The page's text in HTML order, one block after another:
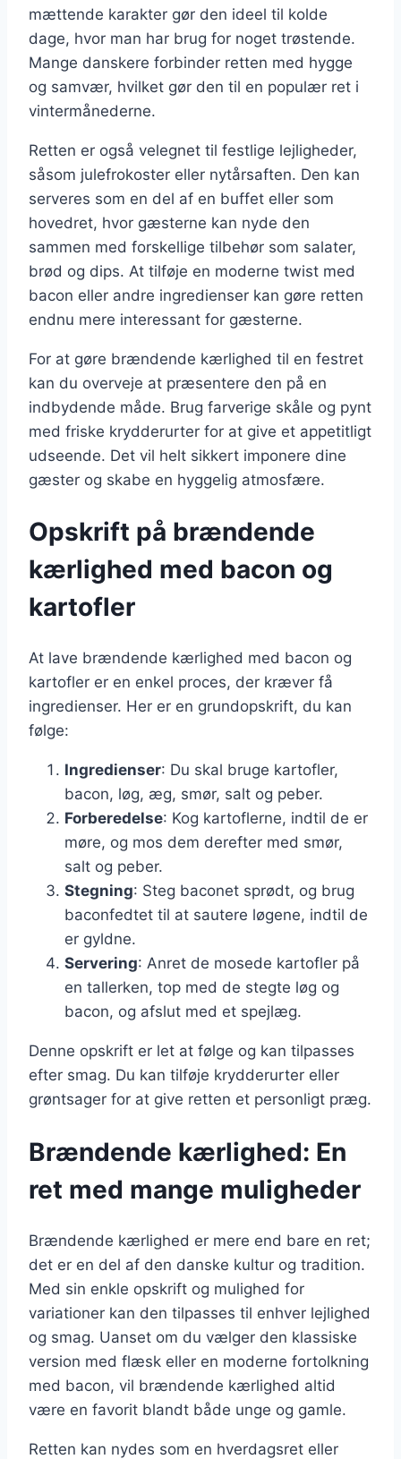
mættende karakter gør den ideel til kolde
dage, hvor man har brug for noget trøstende.
Mange danskere forbinder retten med hygge
og samvær, hvilket gør den til en populær ret i
vintermånederne.
Retten er også velegnet til festlige lejligheder,
såsom julefrokoster eller nytårsaften. Den kan
serveres som en del af en buffet eller som
hovedret, hvor gæsterne kan nyde den
sammen med forskellige tilbehør som salater,
brød og dips. At tilføje en moderne twist med
bacon eller andre ingredienser kan gøre retten
endnu mere interessant for gæsterne.
For at gøre brændende kærlighed til en festret
kan du overveje at præsentere den på en
indbydende måde. Brug farverige skåle og pynt
med friske krydderurter for at give et appetitligt
udseende. Det vil helt sikkert imponere dine
gæster og skabe en hyggelig atmosfære.
Opskrift på brændende
kærlighed med bacon og
kartofler
At lave brændende kærlighed med bacon og
kartofler er en enkel proces, der kræver få
ingredienser. Her er en grundopskrift, du kan
følge:
Ingredienser: Du skal bruge kartofler,
bacon, løg, æg, smør, salt og peber.
Forberedelse: Kog kartoflerne, indtil de er
møre, og mos dem derefter med smør,
salt og peber.
Stegning: Steg baconet sprødt, og brug
baconfedtet til at sautere løgene, indtil de
er gyldne.
Servering: Anret de mosede kartofler på
en tallerken, top med de stegte løg og
bacon, og afslut med et spejlæg.
Denne opskrift er let at følge og kan tilpasses
efter smag. Du kan tilføje krydderurter eller
grøntsager for at give retten et personligt præg.
Brændende kærlighed: En
ret med mange muligheder
Brændende kærlighed er mere end bare en ret;
det er en del af den danske kultur og tradition.
Med sin enkle opskrift og mulighed for
variationer kan den tilpasses til enhver lejlighed
og smag. Uanset om du vælger den klassiske
version med flæsk eller en moderne fortolkning
med bacon, vil brændende kærlighed altid
være en favorit blandt både unge og gamle.
Retten kan nydes som en hverdagsret eller